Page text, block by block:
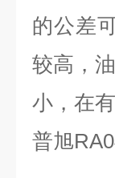
的公差
较高，
小，在
普旭